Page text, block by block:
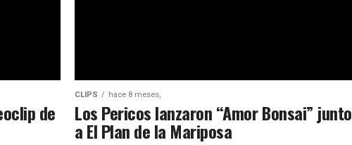
de
CLIPS hace 8 meses,
Los Pericos lanzaron “Amor Bonsai” junto
a El Plan de la Mariposa